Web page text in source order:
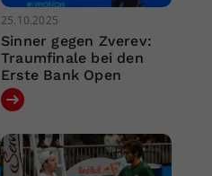
25.10.2025
Sinner gegen Zverev:
Traumfinale bei den
Erste Bank Open